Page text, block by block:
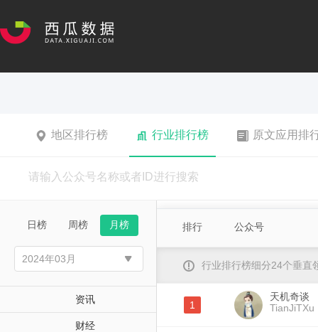
地区排行榜 行业排行榜 原文应用排
日榜 周榜 月榜
资讯
财经
排行 公众号
行业排行榜细分24个垂直
1
天机奇谈
TianJiTXu